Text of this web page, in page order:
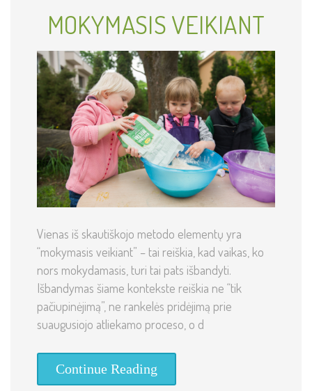
MOKYMASIS VEIKIANT
Vienas iš skautiškojo metodo elementų yra
“mokymasis veikiant” – tai reiškia, kad vaikas, ko
nors mokydamasis, turi tai pats išbandyti.
Išbandymas šiame kontekste reiškia ne “tik
pačiupinėjimą”, ne rankelės pridėjimą prie
suaugusiojo atliekamo proceso, o d
Continue Reading